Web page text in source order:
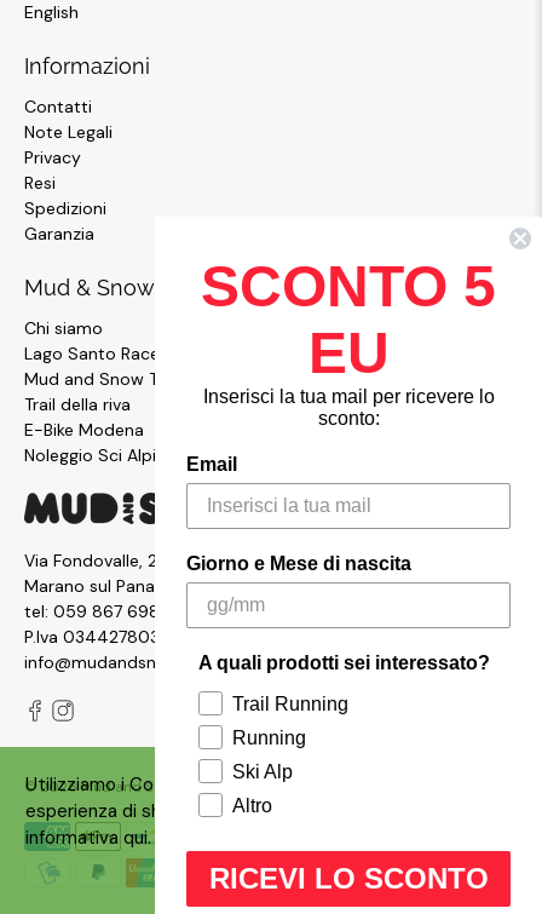
English
Informazioni
Contatti
Note Legali
Privacy
Resi
Spedizioni
Garanzia
Mud & Snow
Chi siamo
Lago Santo Race
Mud and Snow Team
Trail della riva
E-Bike Modena
Noleggio Sci Alpinismo
Via Fondovalle, 2876, 41054
Marano sul Panaro MO
tel: 059 867 6987
P.Iva 03442780361
info@mudandsnow.com
© 2026Mud and Snow Made with ❤️ by
Utilizziamo i Cookies sul nostro siti per garantire un'ottima
esperienza di shopping. Puoi consultare la nostra
informativaqui.
OK
SCONTO 5
EU
Inserisci la tua mail per ricevere lo
sconto:
Email
Giorno e Mese di nascita
A quali prodotti sei interessato?
Trail Running
Running
Ski Alp
Altro
RICEVI LO SCONTO